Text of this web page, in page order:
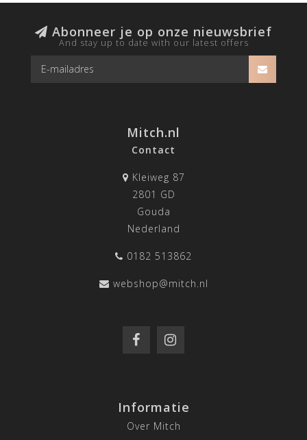
Abonneer je op onze nieuwsbrief
And stay up to date with our latest offers
Mitch.nl
Contact
Kleiweg 87
2801 GD
Gouda
Nederland
0182 513862
webshop@mitch.nl
Informatie
Over Mitch